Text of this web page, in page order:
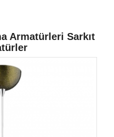
Armatürleri Sarkıt